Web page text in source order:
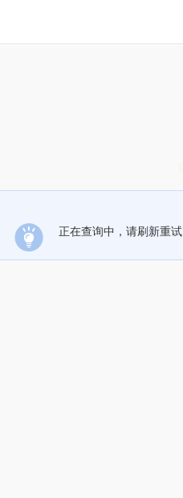
正在查询中，请刷新重试